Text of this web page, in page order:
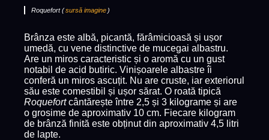
Roquefort (sursă imagine )
Brânza este albă, picantă, fărâmicioasă și ușor
umedă, cu vene distinctive de mucegai albastru.
Are un miros caracteristic și o aromă cu un gust
notabil de acid butiric. Vinișoarele albastre îi
conferă un miros ascuțit. Nu are cruste, iar exteriorul
său este comestibil și ușor sărat. O roată tipică
Roquefortcântărește între 2,5 și 3 kilograme și are
o grosime de aproximativ 10 cm. Fiecare kilogram
de brânză finită este obținut din aproximativ 4,5 litri
de lapte.